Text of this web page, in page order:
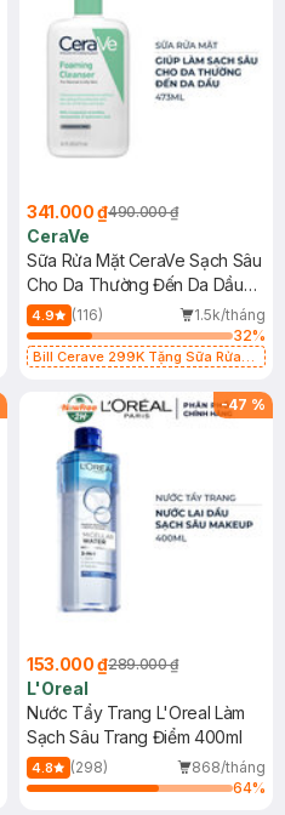
341.000 ₫490.000 ₫
CeraVe
Sữa Rửa Mặt CeraVe Sạch Sâu
Cho Da Thường Đến Da Dầu
473ml
4.9 (116)
1.5k/tháng
32%
Bill Cerave 299K Tặng Sữa Rửa
-47 %
153.000 ₫289.000 ₫
L'Oreal
Nước Tẩy Trang L'Oreal Làm
Sạch Sâu Trang Điểm 400ml
4.8 (298)
868/tháng
64%